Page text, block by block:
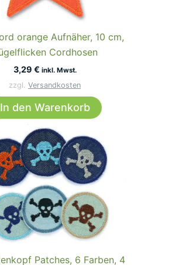
Produktseite
orange Aufnäher, 10 cm,
Cordhosen
3,29 € inkl. Mwst.
zzgl. Versandkosten
In den Warenkorb
Patches, 6 Farben, 4